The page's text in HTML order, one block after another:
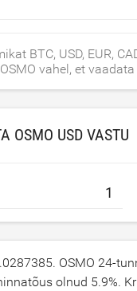
BTC, USD, EUR,
vahel, et
OSMO USD VASTU
. OSMO 24-
olnud 5.9%.